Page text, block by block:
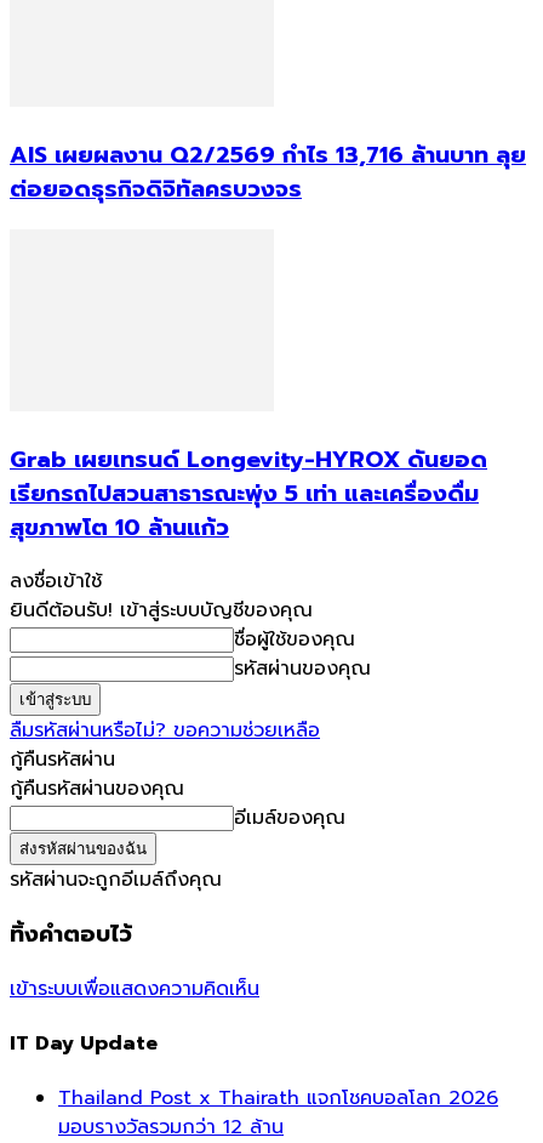
AIS เผยผลงาน Q2/2569 กำไร 13,716 ล้านบาท ลุย
ต่อยอดธุรกิจดิจิทัลครบวงจร
Grab เผยเทรนด์ Longevity-HYROX ดันยอด
เรียกรถไปสวนสาธารณะพุ่ง 5 เท่า และเครื่องดื่ม
สุขภาพโต 10 ล้านแก้ว
ลงชื่อเข้าใช้
ยินดีต้อนรับ! เข้าสู่ระบบบัญชีของคุณ
ชื่อผู้ใช้ของคุณ
รหัสผ่านของคุณ
ลืมรหัสผ่านหรือไม่? ขอความช่วยเหลือ
กู้คืนรหัสผ่าน
กู้คืนรหัสผ่านของคุณ
อีเมล์ของคุณ
รหัสผ่านจะถูกอีเมล์ถึงคุณ
ทิ้งคำตอบไว้
เข้าระบบเพื่อแสดงความคิดเห็น
IT Day Update
Thailand Post x Thairath แจกโชคบอลโลก 2026
มอบรางวัลรวมกว่า 12 ล้าน